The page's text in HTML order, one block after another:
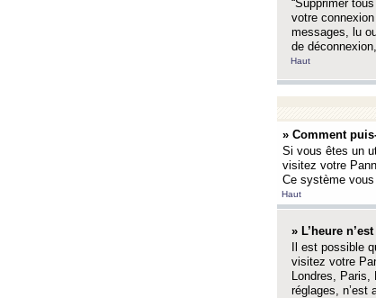
“Supprimer
votre
messages, lu
de
Haut
» Comment
Si vous êtes un
visitez votre
Ce système
Haut
» L’heure
Il est possible
visitez votre
Londres, Paris,
réglages, n’est